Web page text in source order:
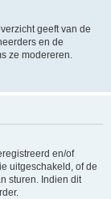
geeft van de
en de
ze modereren.
en/of
uitgeschakeld, of de
sturen. Indien dit